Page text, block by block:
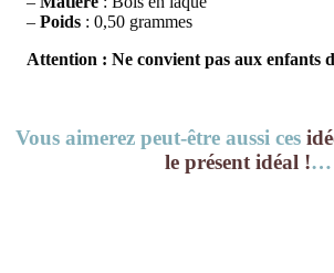
– Poids : 0,50 grammes
Attention : Ne convient pas aux enfants
Vous aimerez peut-être aussi ces
le présent idéal !…